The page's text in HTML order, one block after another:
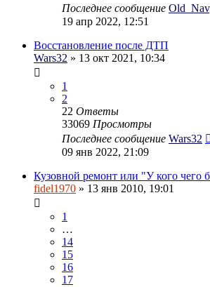
Последнее сообщение
19 апр 2022, 12:51
Восстановление после ДТП
Wars32 » 13 окт 2021, 10:34
1
2
22 Ответы
33069 Просмотры
Последнее сообщение Wars32
09 янв 2022, 21:09
Кузовной ремонт или "У кого чего
fidel1970 » 13 янв 2010, 19:01
1
…
14
15
16
17